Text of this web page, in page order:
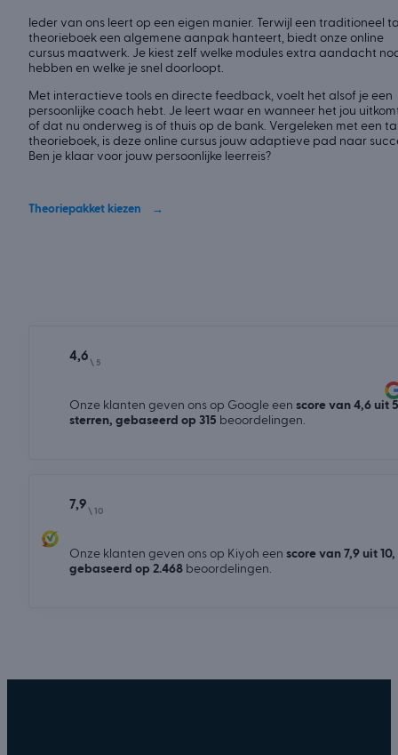
Ieder van ons leert op een eigen manier. Terwijl een traditioneel
theorieboek een algemene aanpak hanteert, biedt onze online
cursus maatwerk. Je kiest zelf welke modules extra aandacht
hebben en welke je snel doorloopt.
Met interactieve tools en directe feedback, voelt het alsof je een
persoonlijke coach hebt. Je leert waar en wanneer het jou
of dat nu onderweg is of thuis op de bank. Vergeleken met een
theorieboek, is deze online cursus jouw adaptieve pad naar
Ben je klaar voor jouw persoonlijke leerreis?
Theoriepakket kiezen
4,6 \ 5
Onze klanten geven ons op Google een score van 4,6 uit 5
sterren, gebaseerd op 315 beoordelingen.
7,9 \ 10
Onze klanten geven ons op Kiyoh een score van 7,9 uit 10,
gebaseerd op 2.468 beoordelingen.